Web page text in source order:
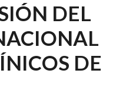
DEL
DE